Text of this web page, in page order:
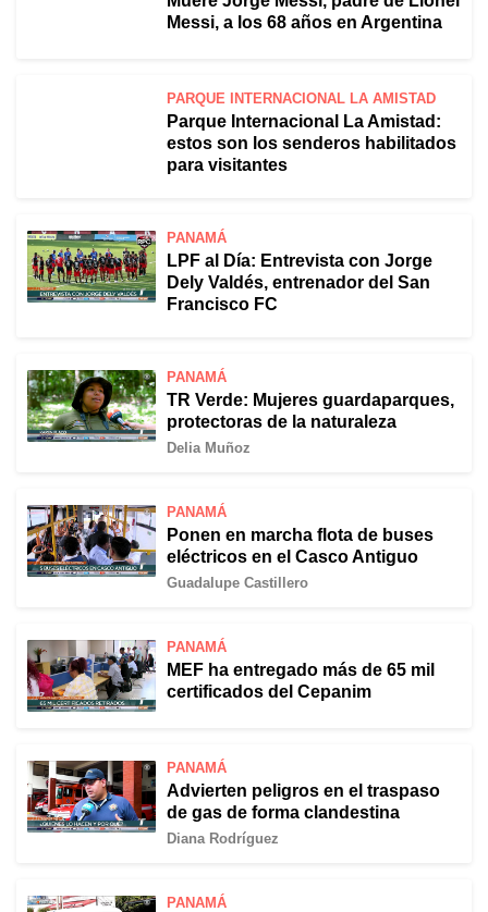
Messi, a los 68 años en Argentina
PARQUE INTERNACIONAL LA AMISTAD
Parque Internacional La Amistad:
estos son los senderos habilitados
para visitantes
PANAMÁ
LPF al Día: Entrevista con Jorge
Dely Valdés, entrenador del San
Francisco FC
PANAMÁ
TR Verde: Mujeres guardaparques,
protectoras de la naturaleza
Delia Muñoz
PANAMÁ
Ponen en marcha flota de buses
eléctricos en el Casco Antiguo
Guadalupe Castillero
PANAMÁ
MEF ha entregado más de 65 mil
certificados del Cepanim
PANAMÁ
Advierten peligros en el traspaso
de gas de forma clandestina
Diana Rodríguez
PANAMÁ